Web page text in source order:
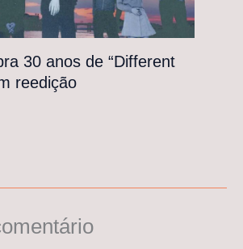
30 anos de “Different
reedição